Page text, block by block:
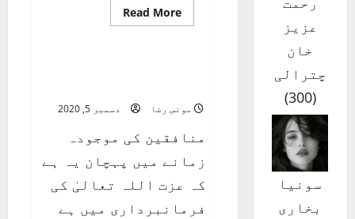
Read More
more ندائے حق
مونس رضا دسمبر 5, 2020
منافقین کی موجودہ
زمانے میں پہچان یہ ہے
کہ عزت اللہ تعالیٰ کی
فرمانبرداری میں ہے
عزیز
خان
چترالی
(
300
)
سونیا
بخاری